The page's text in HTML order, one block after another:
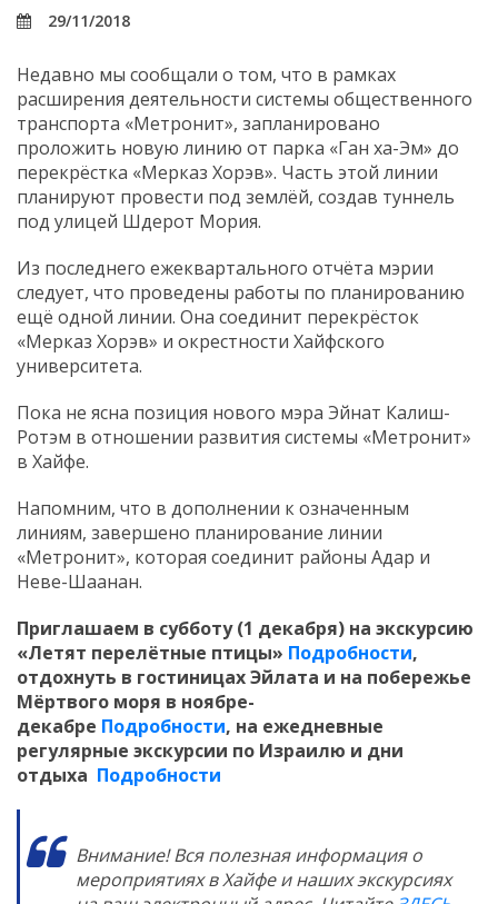
29/11/2018
Недавно мы сообщали о том, что в рамках
расширения деятельности системы общественного
транспорта «Метронит», запланировано
проложить новую линию от парка «Ган ха-Эм» до
перекрёстка «Мерказ Хорэв». Часть этой линии
планируют провести под землёй, создав туннель
под улицей Шдерот Мория.
Из последнего ежеквартального отчёта мэрии
следует, что проведены работы по планированию
ещё одной линии. Она соединит перекрёсток
«Мерказ Хорэв» и окрестности Хайфского
университета.
Пока не ясна позиция нового мэра Эйнат Калиш-
Ротэм в отношении развития системы «Метронит»
в Хайфе.
Напомним, что в дополнении к означенным
линиям, завершено планирование линии
«Метронит», которая соединит районы Адар и
Неве-Шаанан.
Приглашаем в субботу (1 декабря) на экскурсию
«Летят перелётные птицы» Подробности,
отдохнуть в гостиницах Эйлата и на побережье
Мёртвого моря в ноябре-
декабре Подробности, на ежедневные
регулярные экскурсии по Израилю и дни
отдыха Подробности
Внимание! Вся полезная информация о
мероприятиях в Хайфе и наших экскурсиях